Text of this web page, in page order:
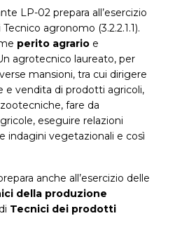
LP-02 prepara all’esercizio
agronomo (3.2.2.1.1).
perito agrario e
agrotecnico laureato, per
mansioni, tra cui dirigere
e vendita di prodotti agricoli,
fare da
eseguire relazioni
indagini vegetazionali e così
anche all’esercizio delle
della produzione
Tecnici dei prodotti